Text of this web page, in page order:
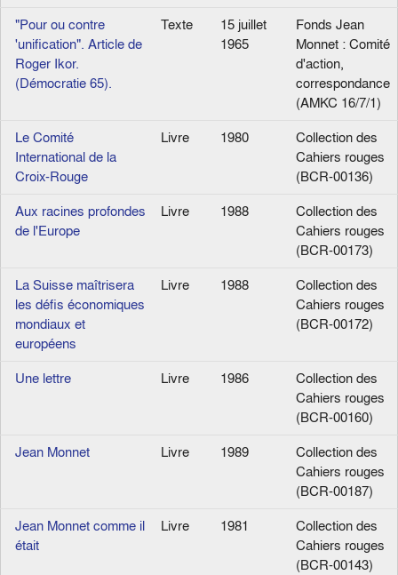
"Pour ou contre
'unification". Article de
Roger Ikor.
(Démocratie 65).
Texte
15 juillet
1965
Fonds Jean
Monnet : Comité
d'action,
correspondance
(AMKC 16/7/1)
Le Comité
International de la
Croix-Rouge
Livre 1980
Collection des
Cahiers rouges
(BCR-00136)
Aux racines profondes
de l'Europe
Livre 1988
Collection des
Cahiers rouges
(BCR-00173)
La Suisse maîtrisera
les défis économiques
mondiaux et
européens
Livre 1988
Collection des
Cahiers rouges
(BCR-00172)
Une lettre Livre 1986
Collection des
Cahiers rouges
(BCR-00160)
Jean Monnet
Livre 1989
Collection des
Cahiers rouges
(BCR-00187)
Jean Monnet comme il
était
Livre 1981
Collection des
Cahiers rouges
(BCR-00143)